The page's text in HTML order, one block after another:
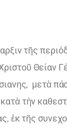
τῆς
Θείαν
μετὰ
τὴν
ἐκ τῆς